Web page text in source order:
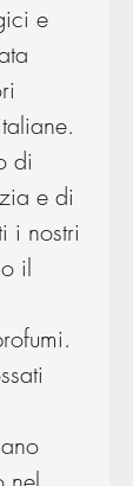
e
di
e di
i nostri
il